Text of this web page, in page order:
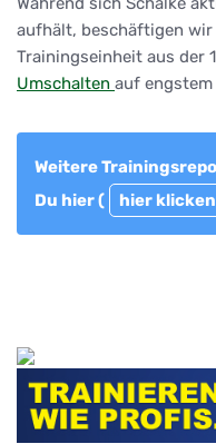
aufhält, beschäftigen
Trainingseinheit aus der
Umschalten auf
Weitere
Du hier (
hier klicken